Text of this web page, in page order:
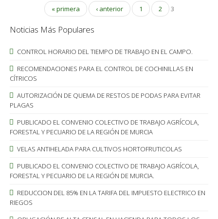
« primera ‹ anterior 1 2 3
Noticias Más Populares
CONTROL HORARIO DEL TIEMPO DE TRABAJO EN EL CAMPO.
RECOMENDACIONES PARA EL CONTROL DE COCHINILLAS EN
CÍTRICOS
AUTORIZACIÓN DE QUEMA DE RESTOS DE PODAS PARA EVITAR
PLAGAS
PUBLICADO EL CONVENIO COLECTIVO DE TRABAJO AGRÍCOLA,
FORESTAL Y PECUARIO DE LA REGIÓN DE MURCIA
VELAS ANTIHELADA PARA CULTIVOS HORTOFRUTICOLAS
PUBLICADO EL CONVENIO COLECTIVO DE TRABAJO AGRÍCOLA,
FORESTAL Y PECUARIO DE LA REGIÓN DE MURCIA.
REDUCCION DEL 85% EN LA TARIFA DEL IMPUESTO ELECTRICO EN
RIEGOS